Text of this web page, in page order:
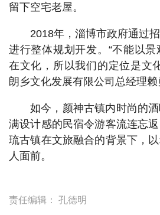
留下空宅老屋。
2018年，淄博市政府通过
进行整体规划开发。“不能以
在文化，所以我们的定位是文
朗乡文化发展有限公司总经理赖
如今，颜神古镇内时尚的
满设计感的民宿令游客流连忘
琉古镇在文旅融合的背景下，
人面前。
责任编辑： 孔德明